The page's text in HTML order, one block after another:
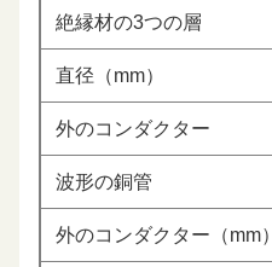
絶縁材の3つの層
直径（mm）
外のコンダクター
波形の銅管
外のコンダクター（mm）